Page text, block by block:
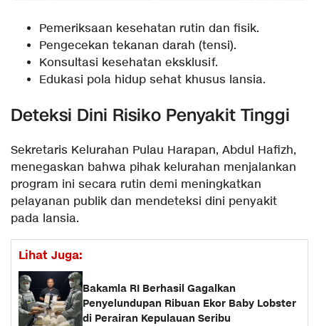
Pemeriksaan kesehatan rutin dan fisik.
Pengecekan tekanan darah (tensi).
Konsultasi kesehatan eksklusif.
Edukasi pola hidup sehat khusus lansia.
Deteksi Dini Risiko Penyakit Tinggi
Sekretaris Kelurahan Pulau Harapan, Abdul Hafizh,
menegaskan bahwa pihak kelurahan menjalankan
program ini secara rutin demi meningkatkan
pelayanan publik dan mendeteksi dini penyakit
pada lansia.
Lihat Juga:
Bakamla RI Berhasil Gagalkan
Penyelundupan Ribuan Ekor Baby Lobster
di Perairan Kepulauan Seribu